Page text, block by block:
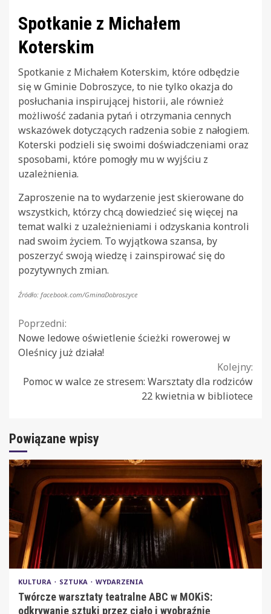
Spotkanie z Michałem
Koterskim
Spotkanie z Michałem Koterskim, które odbędzie
się w Gminie Dobroszyce, to nie tylko okazja do
posłuchania inspirującej historii, ale również
możliwość zadania pytań i otrzymania cennych
wskazówek dotyczących radzenia sobie z nałogiem.
Koterski podzieli się swoimi doświadczeniami oraz
sposobami, które pomogły mu w wyjściu z
uzależnienia.
Zaproszenie na to wydarzenie jest skierowane do
wszystkich, którzy chcą dowiedzieć się więcej na
temat walki z uzależnieniami i odzyskania kontroli
nad swoim życiem. To wyjątkowa szansa, by
poszerzyć swoją wiedzę i zainspirować się do
pozytywnych zmian.
Źródło: facebook.com/GminaDobroszyce
Continue
Reading
Poprzedni:
Nowe ledowe oświetlenie ścieżki rowerowej w
Oleśnicy już działa!
Kolejny:
Pomoc w walce ze stresem: Warsztaty dla rodziców
22 kwietnia w bibliotece
Powiązane wpisy
KULTURA SZTUKA WYDARZENIA
Twórcze warsztaty teatralne ABC w MOKiS:
odkrywanie sztuki przez ciało i wyobraźnię